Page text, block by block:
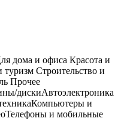
дома и офиса Красота и
туризм Строительство и
Прочее
дискиАвтоэлектроника
Компьютеры и
Телефоны и мобильные